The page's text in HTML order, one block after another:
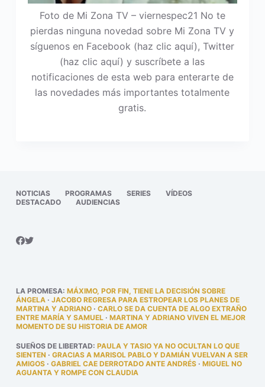
Foto de Mi Zona TV – viernespec21 No te
pierdas ninguna novedad sobre Mi Zona TV y
síguenos en Facebook (haz clic aquí), Twitter
(haz clic aquí) y suscríbete a las
notificaciones de esta web para enterarte de
las novedades más importantes totalmente
gratis.
NOTICIAS PROGRAMAS SERIES
VÍDEOS
DESTACADO
AUDIENCIAS
LA PROMESA: MÁXIMO, POR FIN, TIENE LA DECISIÓN SOBRE
ÁNGELA· JACOBO REGRESA PARA ESTROPEAR LOS PLANES DE
MARTINA Y ADRIANO· CARLO SE DA CUENTA DE ALGO EXTRAÑO
ENTRE MARÍA Y SAMUEL· MARTINA Y ADRIANO VIVEN EL MEJOR
MOMENTO DE SU HISTORIA DE AMOR
SUEÑOS DE LIBERTAD: PAULA Y TASIO YA NO OCULTAN LO QUE
SIENTEN · GRACIAS A MARISOL PABLO Y DAMIÁN VUELVAN A SER
AMIGOS· GABRIEL CAE DERROTADO ANTE ANDRÉS· MIGUEL NO
AGUANTA Y ROMPE CON CLAUDIA